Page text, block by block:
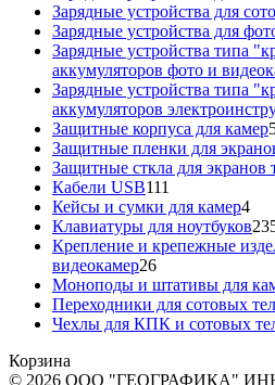
Зарядные устройства для
Зарядные устройства для
Зарядные устройства типа
аккумуляторов фото и
Зарядные устройства типа
аккумуляторов
Защитные корпуса для камер
Защитные пленки для
Защитные сткла для экранов
Кабели USB111
товаров
Кейсы и сумки для камер44
Клавиатуры для ноутбуков
Крепление и крепежные
видеокамер2626
товаров
Моноподы и штативы для
Переходники для сотовых
Чехлы для КПК и сотовых
Корзина
© 2026 ООО "ГЕОГРАФИКА"